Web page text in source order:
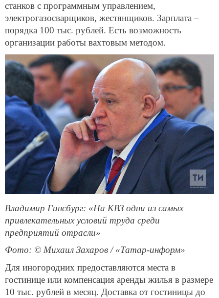
станков с программным управлением,
электрогазосварщиков, жестянщиков. Зарплата –
порядка 100 тыс. рублей. Есть возможность
организации работы вахтовым методом.
Владимир Гинсбург: «На КВЗ одни из самых
привлекательных условий труда среди
предприятий отрасли»
Фото: © Михаил Захаров / «Татар-информ»
Для иногородних предоставляются места в
гостинице или компенсация аренды жилья в размере
10 тыс. рублей в месяц. Доставка от гостиницы до